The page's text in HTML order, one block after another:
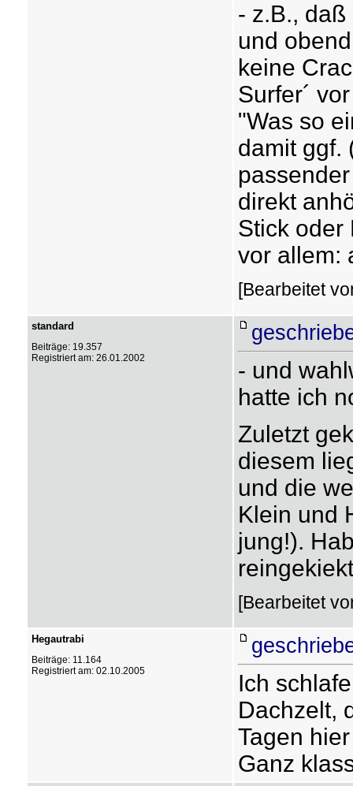
- z.B.,
und
keine
Surfer´
"Was so
damit ggf.
direkt
Stick oder
vor allem:
[Bearbeitet
standard
Beiträge: 19.357
Registriert am: 26.01.2002
- und
hatte ich
Zuletzt
diesem
und die
Klein und
jung!).
[Bearbeitet
Hegautrabi
Beiträge: 11.164
Registriert am: 02.10.2005
Ich
Dachzelt,
Tagen
Ganz